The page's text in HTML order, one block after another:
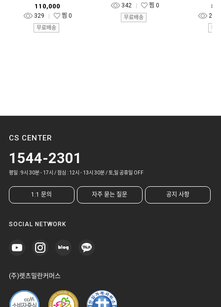
110,000
329 찜 0
무료배송
342 찜 0
무료배송 223
무
CS CENTER
1544-2301
평일 : 9시 30분 - 17시 / 점심 : 12시 - 13시 30분 / 토,일 공휴일 OFF
1:1 문의 자주 묻는 질문 공지 사항
SOCIAL NETWORK
(주)렛츠밀란커머스